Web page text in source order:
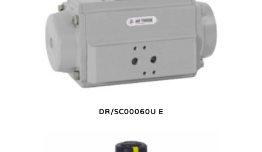
DR/SC00060U E